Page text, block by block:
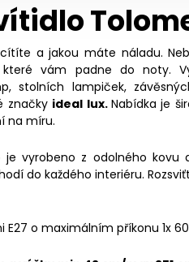
a jakou máte náladu.
vám padne do noty.
stolních lampiček,
značky ideal lux.Nabídka je
na míru.
je vyrobeno z odolného kovu
do každého interiéru.
o maximálním příkonu 1x